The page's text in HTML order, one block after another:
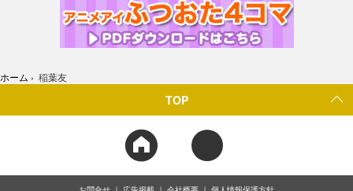
ホーム › 稲葉友
TOP